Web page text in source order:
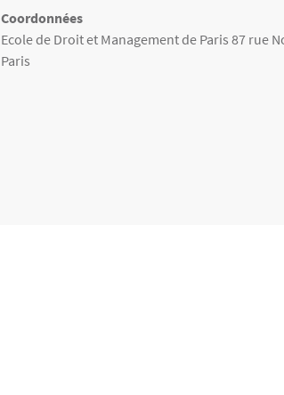
Coordonnées
Ecole de Droit et Management de Paris 87 rue
Paris